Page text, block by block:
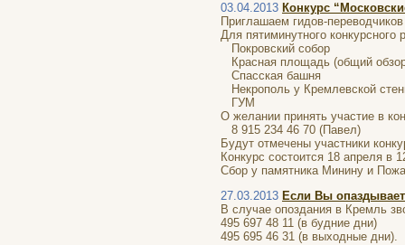
03.04.2013 Конкурс
Приглашаем гидов-
Для пятиминутного
Покровский собор
Красная площадь (общий
Спасская башня
Некрополь у Кремлевской
ГУМ
О желании принять участие в
8 915 234 46 70 (Павел)
Будут отмечены участники
Конкурс состоится 18 апреля в
Сбор у памятника Минину и
27.03.2013 Если Вы
В случае опоздания в Кремль
495 697 48 11 (в будние дни)
495 695 46 31 (в выходные дни).